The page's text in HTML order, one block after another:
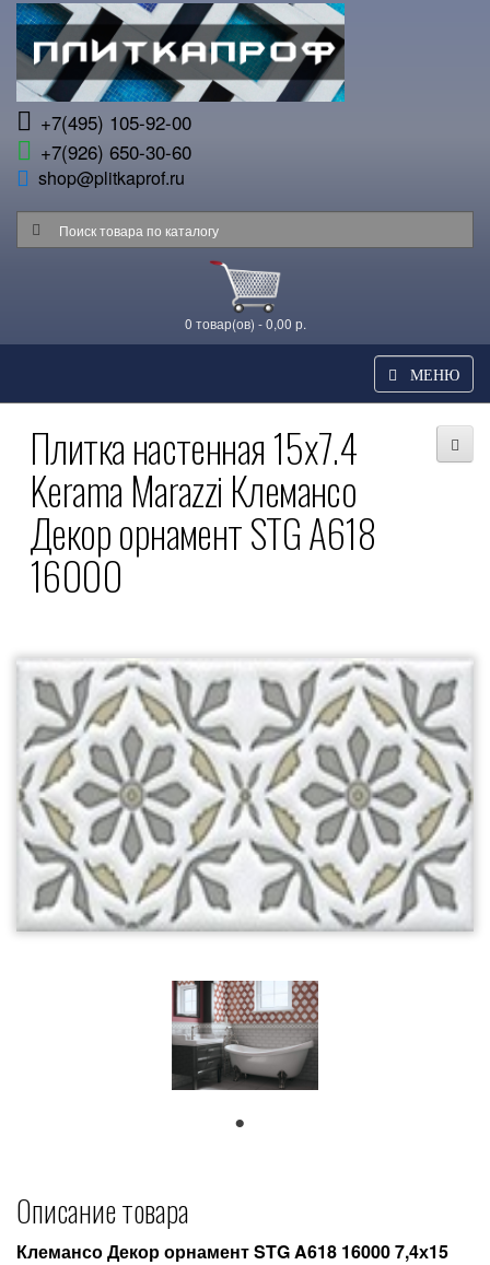
+7(495) 105-92-00
+7(926) 650-30-60
shop@plitkaprof.ru
0 товар(ов) - 0,00 р.
МЕНЮ
Плитка настенная 15x7.4
Kerama Marazzi Клемансо
Декор орнамент STG A618
16000
Описание товара
Клемансо Декор орнамент STG A618 16000 7,4х15